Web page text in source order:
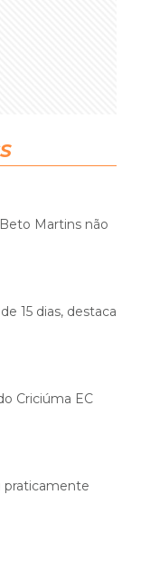
Martins não
15 dias, destaca
Criciúma EC
praticamente